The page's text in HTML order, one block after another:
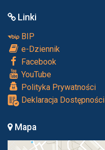
Linki
BIP
e-Dziennik
Facebook
YouTube
Polityka Prywatności
Deklaracja Dostępności
Mapa